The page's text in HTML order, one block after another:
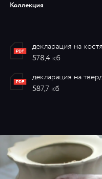
Коллекция
декларация на
578,4 кб
декларация на
587,7 кб